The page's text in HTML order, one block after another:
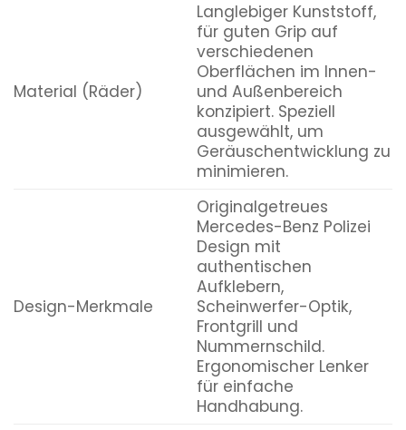
Material (Räder)
Langlebiger Kunststoff,
für guten Grip auf
verschiedenen
Oberflächen im Innen-
und Außenbereich
konzipiert. Speziell
ausgewählt, um
Geräuschentwicklung zu
minimieren.
Design-Merkmale
Originalgetreues
Mercedes-Benz Polizei
Design mit
authentischen
Aufklebern,
Scheinwerfer-Optik,
Frontgrill und
Nummernschild.
Ergonomischer Lenker
für einfache
Handhabung.